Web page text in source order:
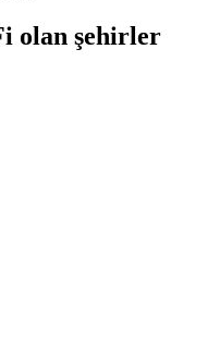
olan şehirler